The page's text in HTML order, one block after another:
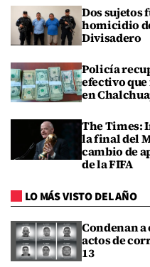
Dos sujetos
homicidio
Divisadero
Policía
efectivo que
en
The Times:
la final del
cambio de
de la FIFA
LO MÁS VISTO DEL AÑO
Condenan
actos de
13